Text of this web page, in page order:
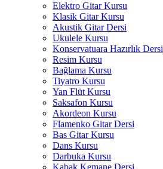
Elektro Gitar Kursu
Klasik Gitar Kursu
Akustik Gitar Dersi
Ukulele Kursu
Konservatuara Hazırlık Dersi
Resim Kursu
Bağlama Kursu
Tiyatro Kursu
Yan Flüt Kursu
Saksafon Kursu
Akordeon Kursu
Flamenko Gitar Dersi
Bas Gitar Kursu
Dans Kursu
Darbuka Kursu
Kabak Kemane Dersi